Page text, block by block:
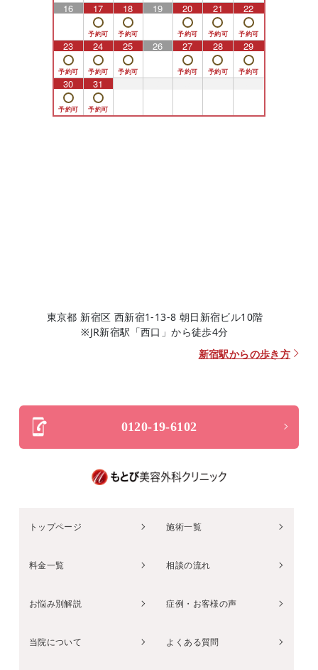
16 17 18 19 20 21 22
23 24 25 26 27 28 29
30 31
東京都 新宿区 西新宿1-13-8 朝日新宿ビル10階
※JR新宿駅「西口」から徒歩4分
新宿駅からの歩き方
0120-19-6102
トップページ 施術一覧
料金一覧 相談の流れ
お悩み別解説 症例・お客様の声
当院について よくある質問